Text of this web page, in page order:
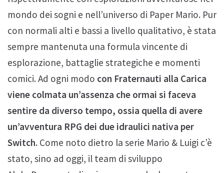
mondo dei sogni e nell’universo di Paper Mario. Pur
con normali alti e bassi a livello qualitativo, è stata
sempre mantenuta una formula vincente di
esplorazione, battaglie strategiche e momenti
comici. Ad ogni modo con Fraternauti alla Carica
viene colmata un’assenza che ormai si faceva
sentire da diverso tempo, ossia quella di avere
un’avventura RPG dei due idraulici nativa per
Switch. Come noto dietro la serie Mario & Luigi c’è
stato, sino ad oggi, il team di sviluppo